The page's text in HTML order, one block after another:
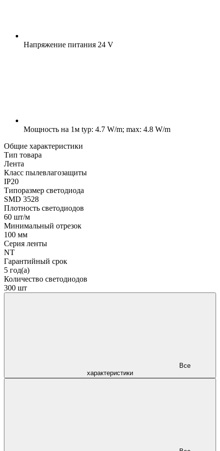
Напряжение питания 24 V
Мощность на 1м typ: 4.7 W/m; max: 4.8 W/m
Общие характеристики
Тип товара
Лента
Класс пылевлагозащиты
IP20
Типоразмер светодиода
SMD 3528
Плотность светодиодов
60 шт/м
Минимальный отрезок
100 мм
Серия ленты
NT
Гарантийный срок
5 год(а)
Количество светодиодов
300 шт
характеристики